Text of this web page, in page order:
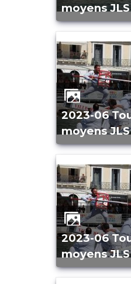
moyens JLS
2023-06 Tournoi lourds
moyens JLS
2023-06 Tournoi lourds
moyens JLS